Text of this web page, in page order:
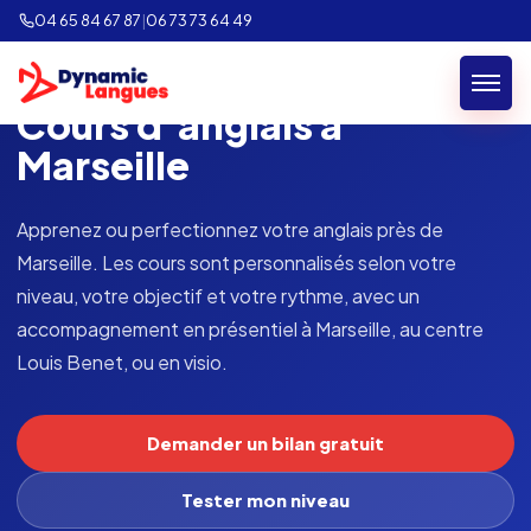
04 65 84 67 87|06 73 73 64 49
COURS D'ANGLAIS · MARSEILLE
Cours d’anglais à
Marseille
Apprenez ou perfectionnez votre anglais près de
Marseille. Les cours sont personnalisés selon votre
niveau, votre objectif et votre rythme, avec un
accompagnement en présentiel à Marseille, au centre
Louis Benet, ou en visio.
Demander un bilan gratuit
Tester mon niveau